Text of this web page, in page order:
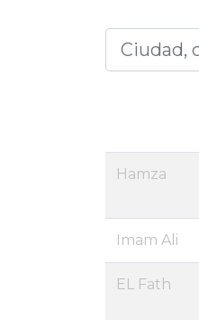
Hamza
Imam Ali
EL Fath